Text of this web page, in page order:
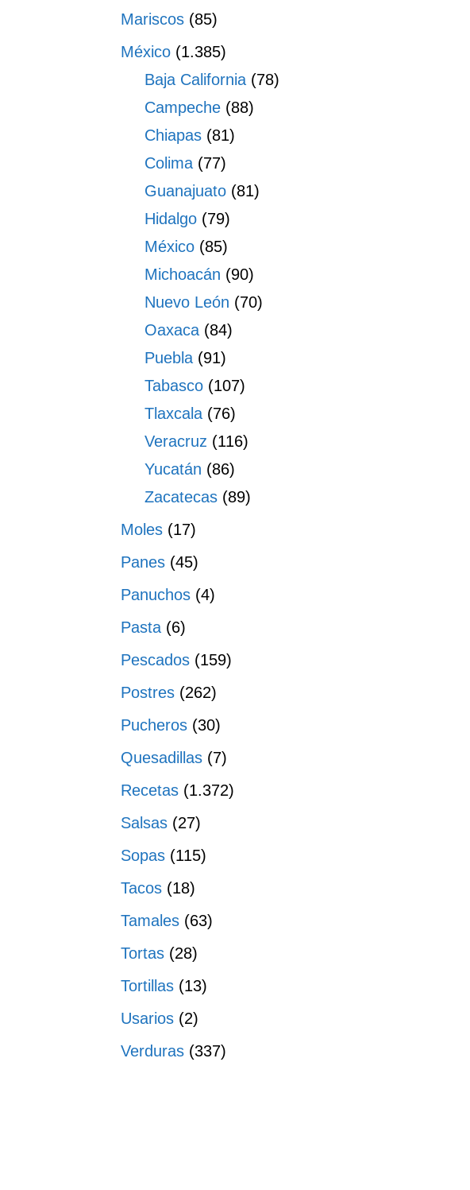
Mariscos (85)
México (1.385)
Baja California (78)
Campeche (88)
Chiapas (81)
Colima (77)
Guanajuato (81)
Hidalgo (79)
México (85)
Michoacán (90)
Nuevo León (70)
Oaxaca (84)
Puebla (91)
Tabasco (107)
Tlaxcala (76)
Veracruz (116)
Yucatán (86)
Zacatecas (89)
Moles (17)
Panes (45)
Panuchos (4)
Pasta (6)
Pescados (159)
Postres (262)
Pucheros (30)
Quesadillas (7)
Recetas (1.372)
Salsas (27)
Sopas (115)
Tacos (18)
Tamales (63)
Tortas (28)
Tortillas (13)
Usarios (2)
Verduras (337)